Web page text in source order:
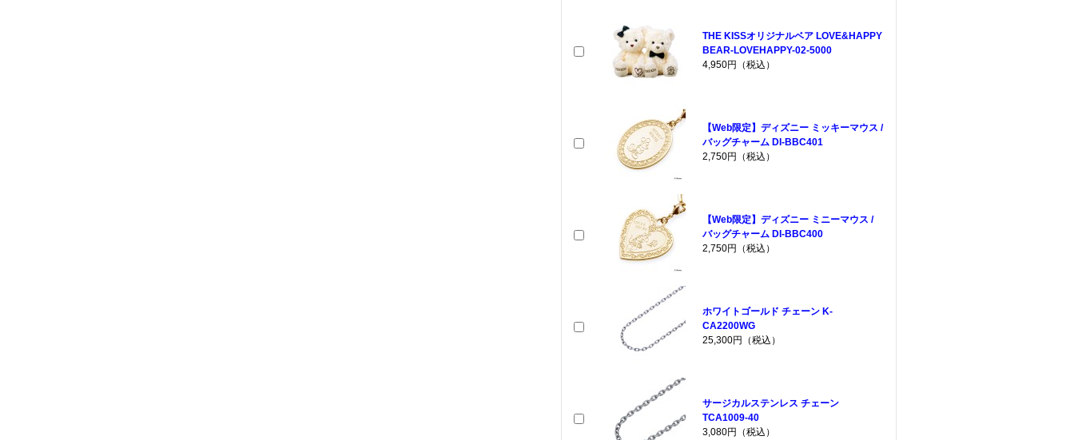
THE KISSオリジナルベア LOVE&HAPPY
BEAR-LOVEHAPPY-02-5000
4,950円（税込）
【Web限定】ディズニー ミッキーマウス /
バッグチャーム DI-BBC401
2,750円（税込）
【Web限定】ディズニー ミニーマウス /
バッグチャーム DI-BBC400
2,750円（税込）
ホワイトゴールド チェーン K-
CA2200WG
25,300円（税込）
サージカルステンレス チェーン
TCA1009-40
3,080円（税込）